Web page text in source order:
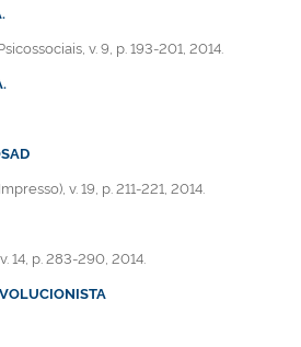
v. 9, p. 193-201, 2014.
v. 19, p. 211-221, 2014.
14, p. 283-290, 2014.